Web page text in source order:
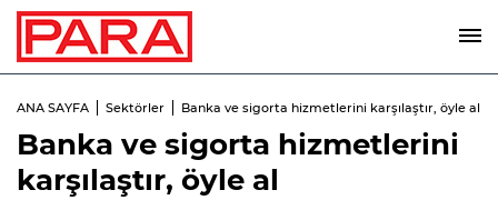
ANA SAYFA Sektörler Banka ve sigorta hizmetlerini karşılaştır, öyle al
Banka ve sigorta hizmetlerini
karşılaştır, öyle al